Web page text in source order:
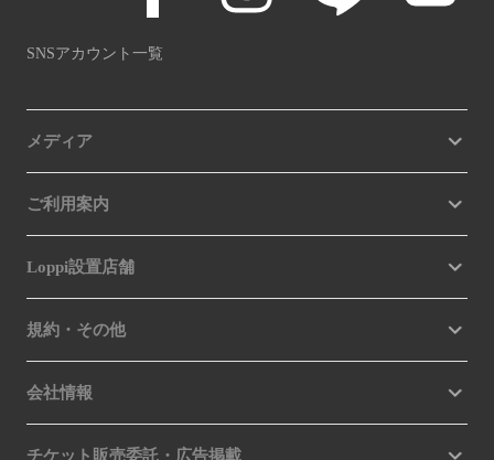
SNSアカウント一覧
メディア
ご利用案内
Loppi設置店舗
規約・その他
会社情報
チケット販売委託・広告掲載